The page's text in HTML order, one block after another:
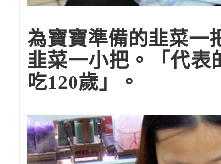
為寶寶準備的韭菜一
韭菜一小把。「代表
吃120歲」。